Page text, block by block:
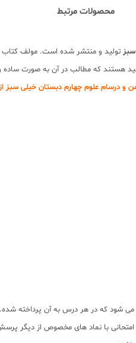
محصولات مرتبط
تولید و منتشر شده است. مولف
هستند که مطالب در آن به صورت
و درسام علوم چهارم دبستان خیلی سبز
می شود که در هر درس به آن پرداخته
امتحانی با نماد های مخصوص از دیگر